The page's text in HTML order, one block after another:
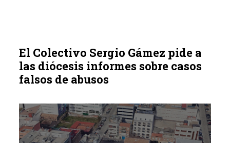
El Colectivo Sergio Gámez pide a
las diócesis informes sobre casos
falsos de abusos